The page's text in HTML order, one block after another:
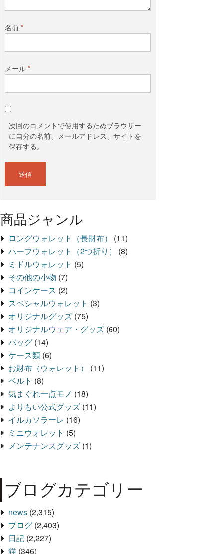
名前*
メール*
次回のコメントで使用するためブラウザー
に自分の名前、メールアドレス、サイトを
保存する。
商品ジャンル
ロングウォレット（長財布）
(11)
ハーフウォレット（2つ折り）
(8)
ミドルウォレット (5)
その他の小物 (7)
コインケース (2)
スペシャルウォレット (3)
オリジナルグッズ (75)
オリジナルウェア・グッズ (60)
バッグ (14)
ケース類 (6)
お財布（ウォレット）
(11)
ベルト (8)
気まぐれ一点モノ (18)
よりもい公式グッズ (11)
イルカソラーレ (16)
ミニウォレット (5)
メンテナンスグッズ (1)
ブログカテゴリー
news (2,315)
ブログ (2,403)
日記 (2,227)
猫 (346)